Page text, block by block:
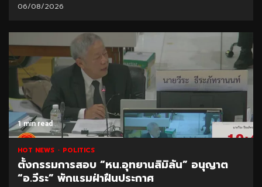
06/08/2026
1 min read
HOT NEWS POLITICS
ตั้งกรรมการสอบ “หน.อุทยานสิมิลัน” อนุญาต
“อ.วีระ” พักแรมฝ่าฝืนประกาศ